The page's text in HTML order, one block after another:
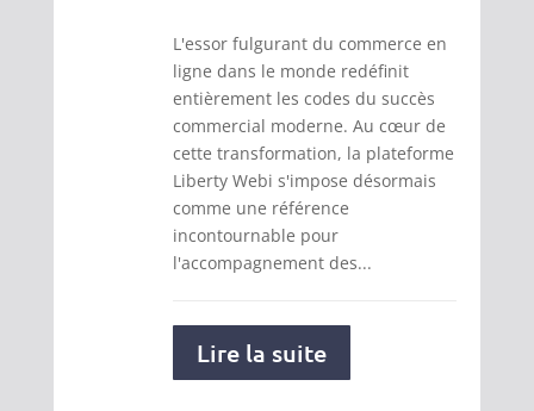
L'essor fulgurant du commerce en
ligne dans le monde redéfinit
entièrement les codes du succès
commercial moderne. Au cœur de
cette transformation, la plateforme
Liberty Webi s'impose désormais
comme une référence
incontournable pour
l'accompagnement des...
Lire la suite